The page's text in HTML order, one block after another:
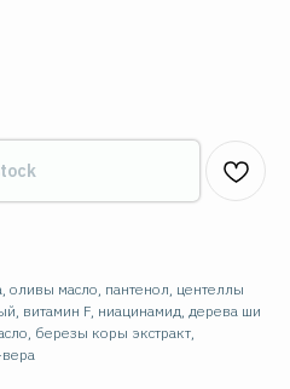
оливы масло, пантенол, центеллы
витамин F, ниацинамид, дерева ши
березы коры экстракт,